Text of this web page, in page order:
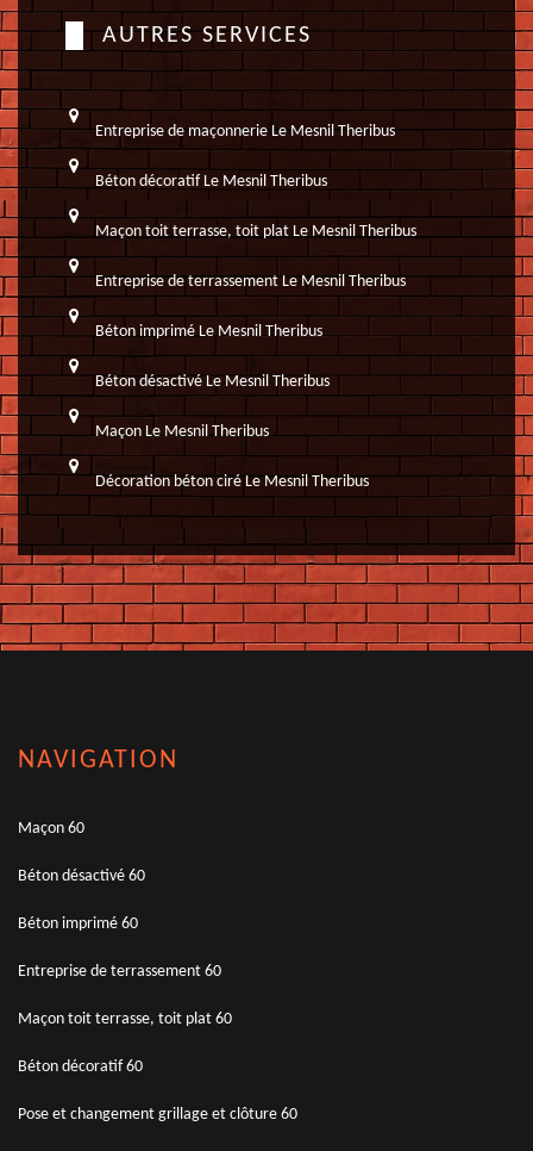
AUTRES SERVICES
Entreprise de maçonnerie Le Mesnil Theribus
Béton décoratif Le Mesnil Theribus
Maçon toit terrasse, toit plat Le Mesnil Theribus
Entreprise de terrassement Le Mesnil Theribus
Béton imprimé Le Mesnil Theribus
Béton désactivé Le Mesnil Theribus
Maçon Le Mesnil Theribus
Décoration béton ciré Le Mesnil Theribus
NAVIGATION
Maçon 60
Béton désactivé 60
Béton imprimé 60
Entreprise de terrassement 60
Maçon toit terrasse, toit plat 60
Béton décoratif 60
Pose et changement grillage et clôture 60